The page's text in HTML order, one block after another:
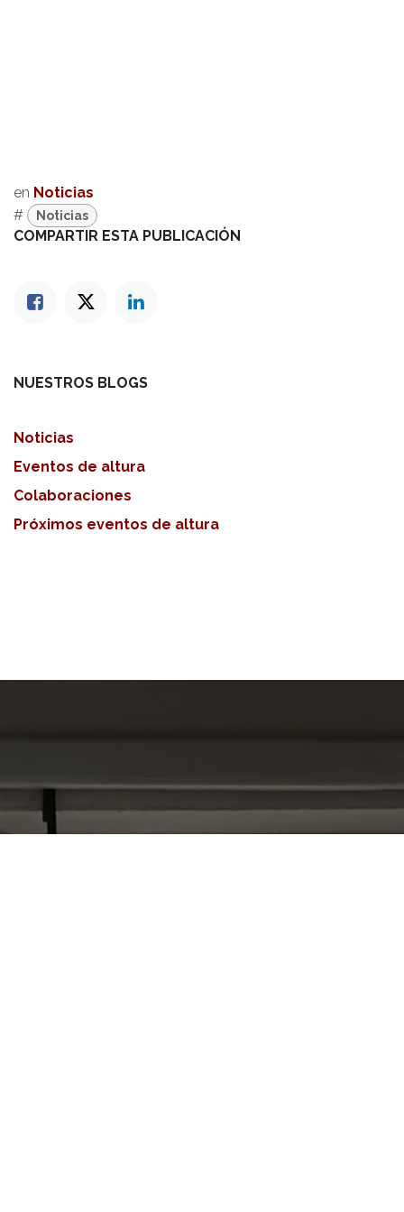
en Noticias
#
Noticias
COMPARTIR ESTA PUBLICACIÓN
NUESTROS BLOGS
Noticias
Eventos de altura
Colaboraciones
Próximos eventos de altura